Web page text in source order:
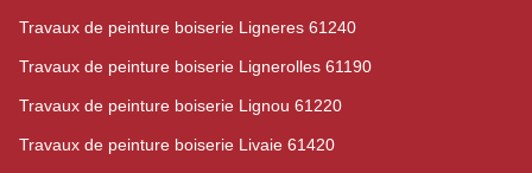
Travaux de peinture boiserie Ligneres 61240
Travaux de peinture boiserie Lignerolles 61190
Travaux de peinture boiserie Lignou 61220
Travaux de peinture boiserie Livaie 61420